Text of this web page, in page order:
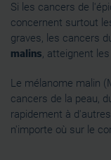
Si les cancers de
concernent surtout
graves, les cancers
malins, atteignent
Le mélanome malin
cancers de la peau,
rapidement à
n'importe où sur le